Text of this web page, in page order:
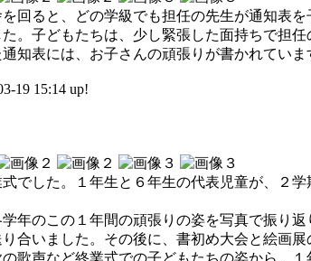
回ると、どの学級でも担任の先生が通知表
。子どもたちは、少し緊張した面持ちで担
知表には、お子さんの頑張りが書かれてい
19 15:14 up!
でした。１年生と６年生の代表児童が、２
年のこの１年間の頑張りの姿を写真で振り
合いました。その後に、書初め大会と絵画
歌声など終業式での子どもたちの姿から、